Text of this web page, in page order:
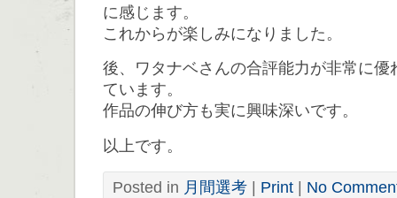
に感じます。
これからが楽しみになりました。
後、ワタナベさんの合評能力が非常に優
ています。
作品の伸び方も実に興味深いです。
以上です。
Posted in 月間選考 Print No